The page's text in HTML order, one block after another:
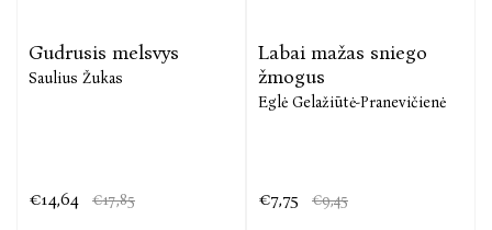
Gudrusis melsvys
Saulius Žukas
€14,64 €17,85
Labai mažas sniego
žmogus
Eglė Gelažiūtė-Pranevičienė
€7,75 €9,45